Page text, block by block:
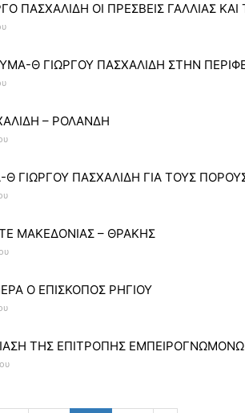
ΠΑΣΧΑΛΙΔΗ OΙ ΠΡΕΣΒΕΙΣ ΓΑΛΛΙΑΣ ΚΑΙ
Θ ΓΙΩΡΓΟΥ ΠΑΣΧΑΛΙΔΗ ΣΤΗΝ
– ΡΟΛΑΝΔΗ
ΓΙΩΡΓΟΥ ΠΑΣΧΑΛΙΔΗ ΓΙΑ ΤΟΥΣ
ΜΑΚΕΔΟΝΙΑΣ – ΘΡΑΚΗΣ
Ο ΕΠΙΣΚΟΠΟΣ ΡΗΓΙΟΥ
ΤΗΣ ΕΠΙΤΡΟΠΗΣ